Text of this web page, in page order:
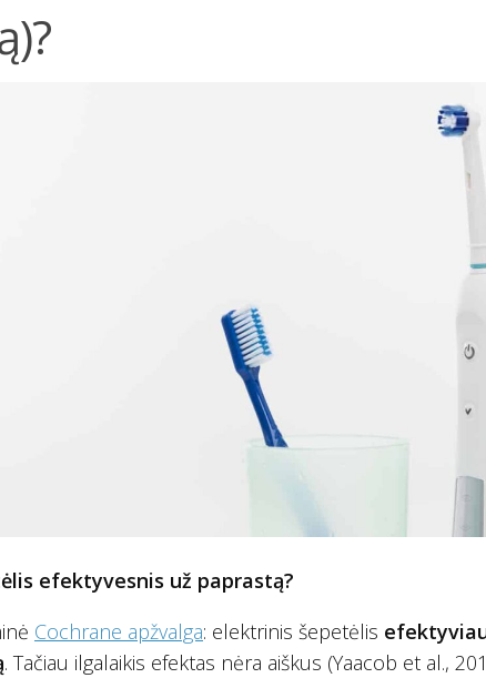
efektyvesnis už paprastą?
Cochrane apžvalga: elektrinis šepetėlis
. Tačiau ilgalaikis efektas nėra aiškus (Yaacob et al.,